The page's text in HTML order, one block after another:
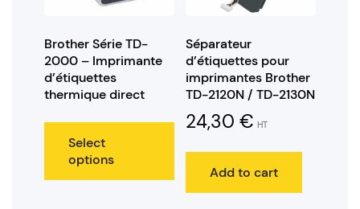
Brother Série TD-
2000 – Imprimante
d’étiquettes
thermique direct
Select
options
Séparateur
d’étiquettes pour
imprimantes Brother
TD-2120N / TD-2130N
24,30 € HT
Add to cart